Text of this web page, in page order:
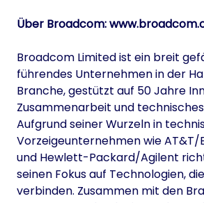
Über Broadcom:
Broadcom Limited ist ein breit
führendes Unternehmen in der
Branche, gestützt auf 50 Jahre
Zusammenarbeit und
Aufgrund seiner Wurzeln in
Vorzeigeunternehmen wie AT&T/
und Hewlett-Packard/Agilent
seinen Fokus auf Technologien,
verbinden. Zusammen mit den